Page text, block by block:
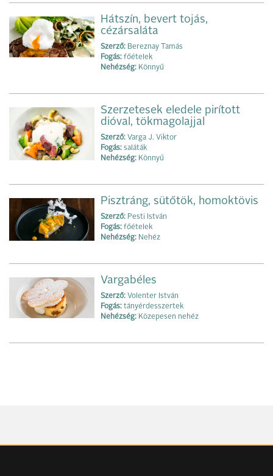
Hátszín, bevert tojás,
cézársaláta
Szerző: Bereznay Tamás
Fogás: főételek
Nehézség: Könnyű
Szerzetesek eledele pirított
dióval, tökmagolajjal
Szerző: Varga J. Viktor
Fogás: saláták
Nehézség: Könnyű
Pisztráng, sütőtök, homoktövis
Szerző: Pesti István
Fogás: főételek
Nehézség: Nehéz
Vargabéles
Szerző: Volenter István
Fogás: tányérdesszertek
Nehézség: Közepesen nehéz